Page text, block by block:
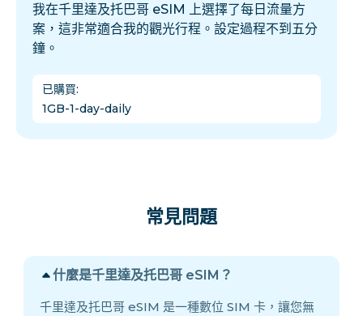
我在千里達及托巴哥 eSIM 上選擇了每日流量方
案，這非常適合我的觀光行程。設定過程不到五分
鐘。
已購買:
1GB-1-day-daily
常見問題
什麼是千里達及托巴哥 eSIM？
千里達及托巴哥 eSIM 是一種數位 SIM 卡，讓您無